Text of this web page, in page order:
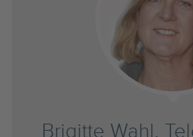
Brigitte Wahl,